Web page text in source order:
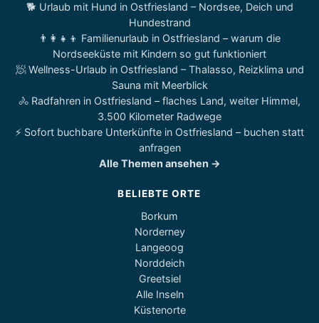
🐕 Urlaub mit Hund in Ostfriesland – Nordsee, Deich und
Hundestrand
👨‍👩‍👧‍👦 Familienurlaub in Ostfriesland – warum die
Nordseeküste mit Kindern so gut funktioniert
🧖 Wellness-Urlaub in Ostfriesland – Thalasso, Reizklima und
Sauna mit Meerblick
🚴 Radfahren in Ostfriesland – flaches Land, weiter Himmel,
3.500 Kilometer Radwege
⚡ Sofort buchbare Unterkünfte in Ostfriesland – buchen statt
anfragen
Alle Themen ansehen →
BELIEBTE ORTE
Borkum
Norderney
Langeoog
Norddeich
Greetsiel
Alle Inseln
Küstenorte